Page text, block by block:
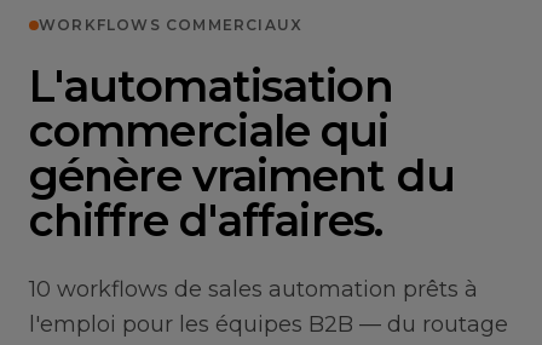
WORKFLOWS COMMERCIAUX
L'automatisation
commerciale qui
génère vraiment du
chiffre d'affaires.
10 workflows de sales automation prêts à
l'emploi pour les équipes B2B — du routage